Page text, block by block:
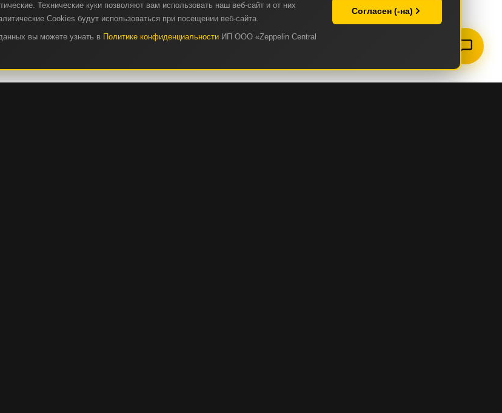
Технические куки позволяют вам использовать наш веб-сайт и от них
Cookies будут использоваться при посещении веб-сайта.
вы можете узнать в Политике конфиденциальности ИП ООО «Zeppelin Central
Согласен (-на)